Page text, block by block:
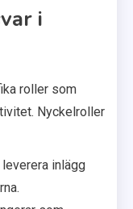
i
roller som
Nyckelroller
inlägg